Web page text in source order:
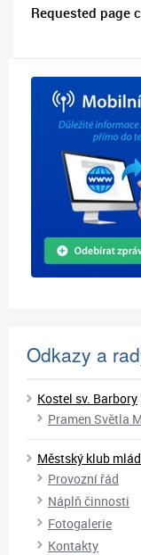
Requested page
Odkazy a
Kostel sv. Barbory
Pramen Světla
Městský klub
Provozní řád
Náplň činnosti
Fotogalerie
Kontakty